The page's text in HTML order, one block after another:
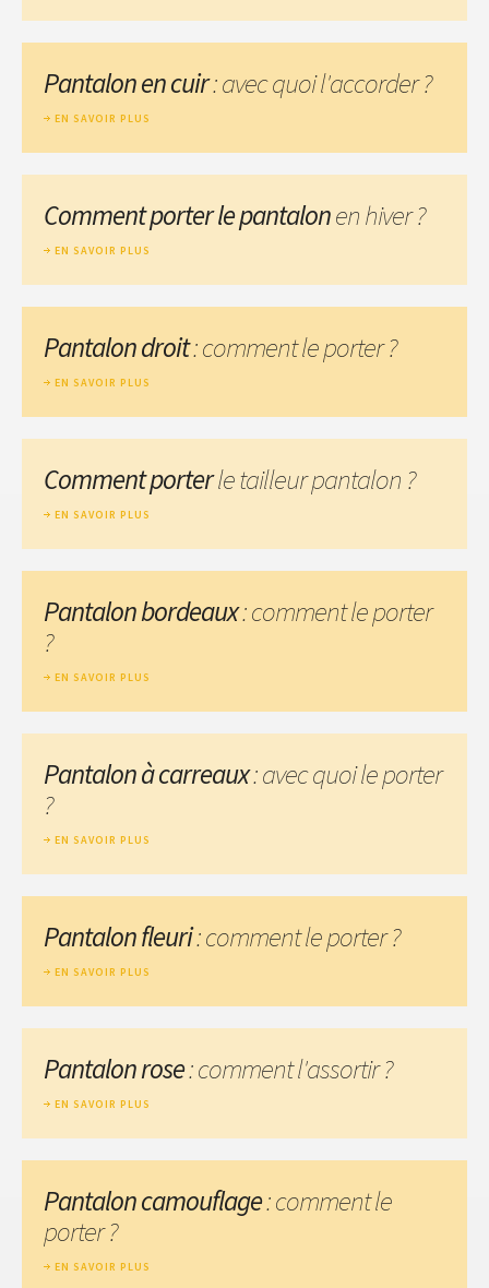
Pantalon en cuir: avec quoi l'accorder ?
EN SAVOIR PLUS
Comment porter le pantalonen hiver ?
EN SAVOIR PLUS
Pantalon droit: comment le porter ?
EN SAVOIR PLUS
Comment porterle tailleur pantalon ?
EN SAVOIR PLUS
Pantalon bordeaux: comment le porter
?
EN SAVOIR PLUS
Pantalon à carreaux: avec quoi le porter
?
EN SAVOIR PLUS
Pantalon fleuri: comment le porter ?
EN SAVOIR PLUS
Pantalon rose: comment l'assortir ?
EN SAVOIR PLUS
Pantalon camouflage: comment le
porter ?
EN SAVOIR PLUS